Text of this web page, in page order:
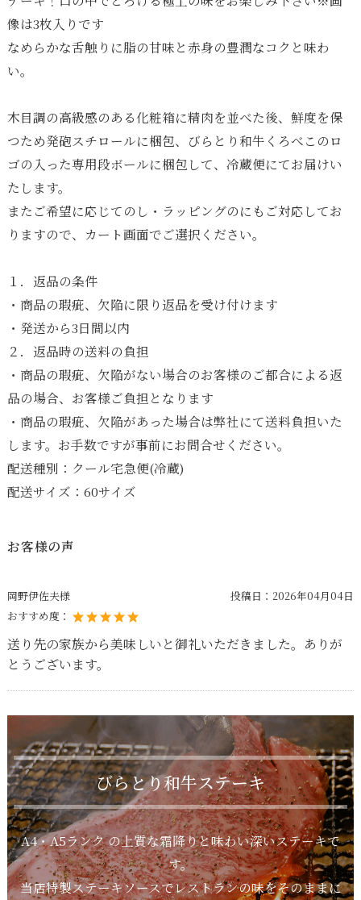
像は3枚入りです
なめらかな舌触りに脂の甘味と赤身の豊潤なコクと味わ
い。
木目調の高級感のある化粧箱に精肉を並べた後、鮮度を保
つため発砲スチロールに梱包、びらとり和牛くろべこのロ
ゴの入った専用段ボールに梱包して、冷蔵便にてお届けい
たします。
またご希望に応じてのし・ラッピングのにもご対応してお
りますので、カート画面でご選択ください。
１．返品の条件
・商品の瑕疵、欠陥に限り返品を受け付けます
・発送から3日間以内
２．返品時の送料の負担
・商品の瑕疵、欠陥がない場合のお客様のご都合による返
品の場合、お客様ご負担となります
・商品の瑕疵、欠陥があった場合は弊社にて送料負担いた
します。お手数ですが事前にお問合せください。
配送種別：クール宅急便(冷蔵)
配送サイズ：60サイズ
お客様の声
岡野伊佐夫様 投稿日： 2026年04月04日
おすすめ度：
送り先の家族から美味しいと御礼いただきました。ありが
とうございます。
びらとり和牛ステーキ
A4・A5ランク の上質な霜降りと味わい深いステーキで
す。
当店特製ステーキソースでレストランの味をそのままに